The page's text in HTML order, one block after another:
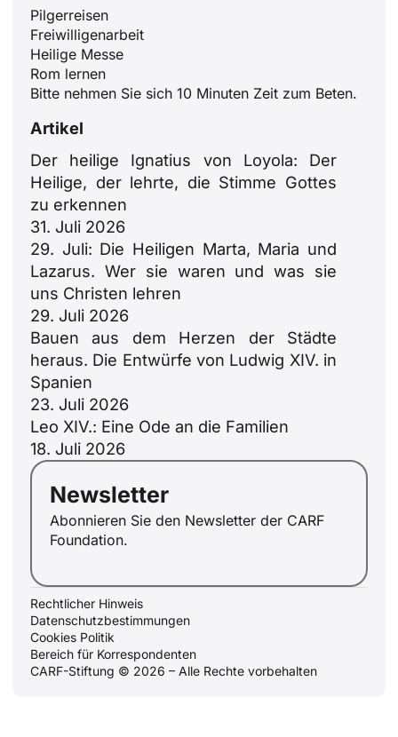
Pilgerreisen
Freiwilligenarbeit
Heilige Messe
Rom lernen
Bitte nehmen Sie sich 10 Minuten Zeit zum Beten.
Artikel
Der heilige Ignatius von Loyola: Der
Heilige, der lehrte, die Stimme Gottes
zu erkennen
31. Juli 2026
29. Juli: Die Heiligen Marta, Maria und
Lazarus. Wer sie waren und was sie
uns Christen lehren
29. Juli 2026
Bauen aus dem Herzen der Städte
heraus. Die Entwürfe von Ludwig XIV. in
Spanien
23. Juli 2026
Leo XIV.: Eine Ode an die Familien
18. Juli 2026
Newsletter
Abonnieren Sie den Newsletter der CARF
Foundation.
Rechtlicher Hinweis
Datenschutzbestimmungen
Cookies Politik
Bereich für Korrespondenten
CARF-Stiftung © 2026 – Alle Rechte vorbehalten
PL
ID